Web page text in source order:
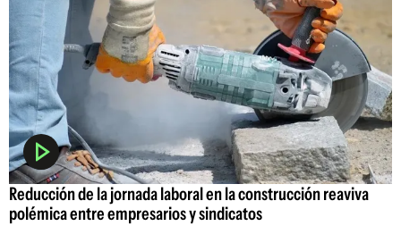
Reducción de la jornada laboral en la construcción reaviva
polémica entre empresarios y sindicatos